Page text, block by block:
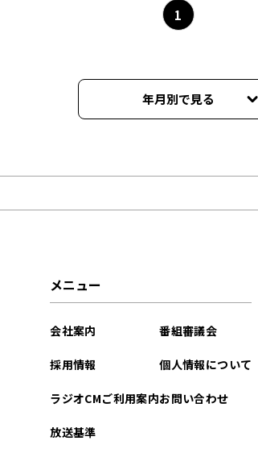
1
年月別で見る
2025年06月
2025年05月
メニュー
会社案内
採用情報
ラジオCMご利用案内
放送基準
番組審議会
個人情報について
お問い合わせ